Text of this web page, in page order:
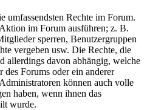
umfassendsten Rechte im Forum.
im Forum ausführen; z. B.
sperren, Benutzergruppen
vergeben usw. Die Rechte, die
allerdings davon abhängig, welche
des Forums oder ein anderer
können auch volle
haben, wenn ihnen das
wurde.